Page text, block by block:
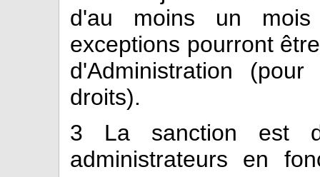
d'au moins un mois
exceptions pourront
d'Administration
droits).
3 La sanction est
administrateurs en